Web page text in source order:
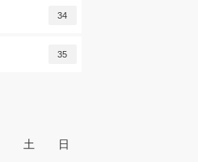
34
35
土 日